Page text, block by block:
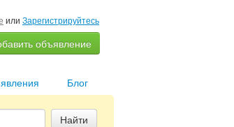
или Зарегистрируйтесь
объявление
Блог
Найти